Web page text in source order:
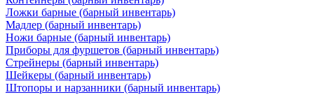
Ложки барные (барный инвентарь)
Мадлер (барный инвентарь)
Ножи барные (барный инвентарь)
Приборы для фуршетов (барный инвентарь)
Стрейнеры (барный инвентарь)
Шейкеры (барный инвентарь)
Штопоры и нарзанники (барный инвентарь)